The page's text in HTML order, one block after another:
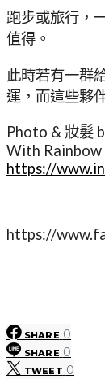
跑步或旅行，
值得。
此時若有一群
運，而這些夥
Photo & 妝髮
With Rainbow
https://
https://
SHARE 0
SHARE 0
TWEET 0